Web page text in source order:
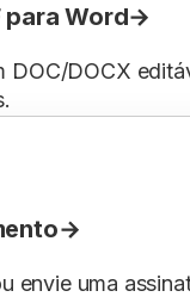
para Word
DOC/DOCX
envie uma